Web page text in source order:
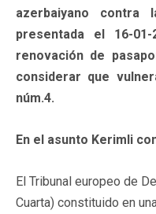
azerbaiyano contra
presentada el 16-
renovación de
considerar que
núm.4.
En el asunto Kerimli
El Tribunal europeo de
Cuarta) constituido en